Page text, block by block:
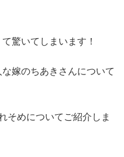
驚いてしまいます！
嫁のちあきさんについて
そめについてご紹介しま